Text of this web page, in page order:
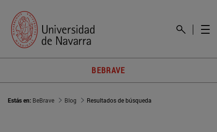
BEBRAVE
Estás en: BeBrave Blog Resultados de búsqueda